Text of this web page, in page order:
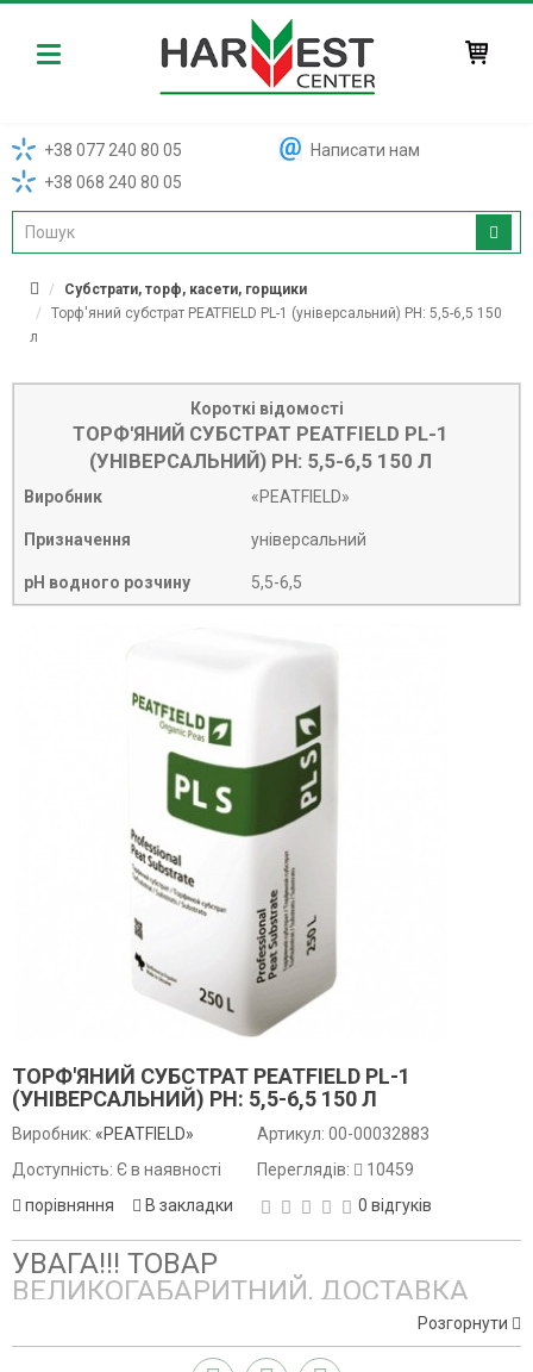
Harvest
+38 077 240 80 05
+38 068 240 80 05
Написати нам
Субстрати, торф, касети, горщики
Торф'яний субстрат PEATFIELD PL-1 (універсальний) PH: 5,5-6,5 150
л
Короткі відомості
ТОРФ'ЯНИЙ СУБСТРАТ PEATFIELD PL-1
(УНІВЕРСАЛЬНИЙ) PH: 5,5-6,5 150 Л
Виробник «PEATFIELD»
Призначення універсальний
рН водного розчину 5,5-6,5
ТОРФ'ЯНИЙ СУБСТРАТ PEATFIELD PL-1
(УНІВЕРСАЛЬНИЙ) PH: 5,5-6,5 150 Л
Виробник: «PEATFIELD»
Доступність: Є в наявності
порівняння
В закладки
Артикул: 00-00032883
Переглядів:
10459
0 відгуків
УВАГА!!! ТОВАР
ВЕЛИКОГАБАРИТНИЙ, ДОСТАВКА
ОДНОГО МІШКА ЗА ТАРИФАМИ НП -
400-500 грн
Розгорнути